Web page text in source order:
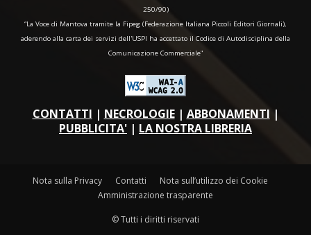
250/90)
“La Voce di Mantova tramite la Fipeg (Federazione Italiana Piccoli Editori Giornali),
aderendo alla carta dei servizi dell'USPI ha accettato il Codice di Autodisciplina della
Comunicazione Commerciale"
CONTATTI | NECROLOGIE| ABBONAMENTI |
PUBBLICITA' | LA NOSTRA LIBRERIA
Nota sulla Privacy Contatti
Nota sull’utilizzo dei Cookie
Amministrazione trasparente
© Tutti i diritti riservati